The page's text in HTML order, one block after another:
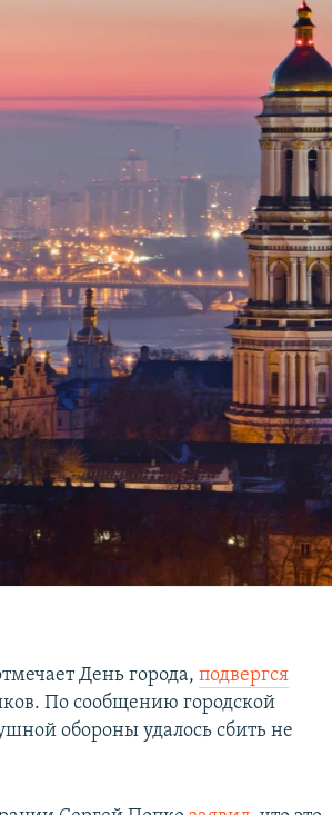
День города,подвергся
По сообщению городской
обороны удалось сбить не